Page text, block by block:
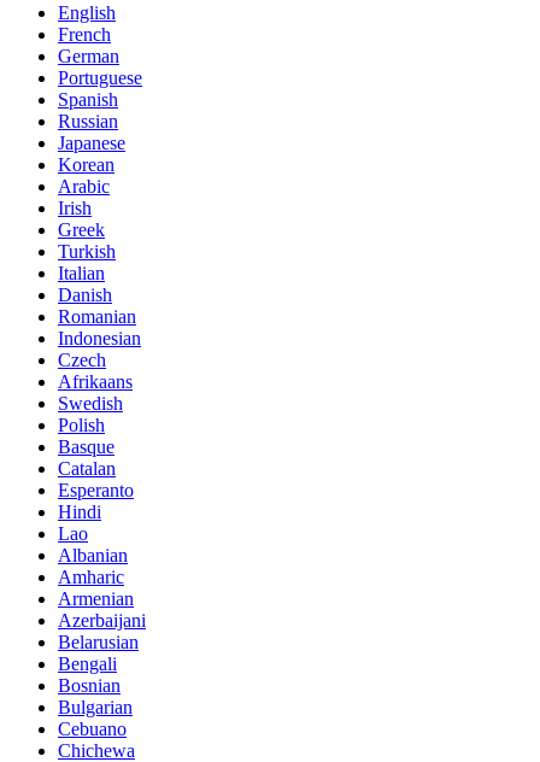
English
French
German
Portuguese
Spanish
Russian
Japanese
Korean
Arabic
Irish
Greek
Turkish
Italian
Danish
Romanian
Indonesian
Czech
Afrikaans
Swedish
Polish
Basque
Catalan
Esperanto
Hindi
Lao
Albanian
Amharic
Armenian
Azerbaijani
Belarusian
Bengali
Bosnian
Bulgarian
Cebuano
Chichewa